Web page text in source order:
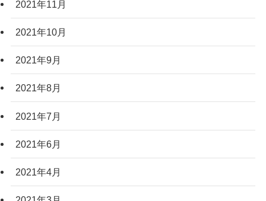
2021年11月
2021年10月
2021年9月
2021年8月
2021年7月
2021年6月
2021年4月